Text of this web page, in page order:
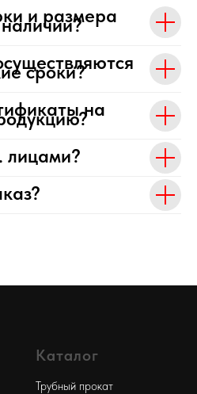
и размера
сроки?
на
лицами?
Каталог
Трубный прокат